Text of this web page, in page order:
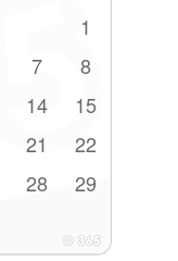
1
7 8
14 15
21 22
28 29